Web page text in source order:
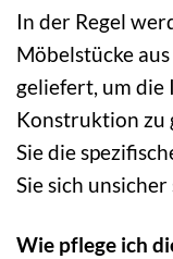
In der Regel
Möbelstücke
geliefert, um
Konstruktion zu
Sie die
Sie sich unsicher
Wie pflege ich